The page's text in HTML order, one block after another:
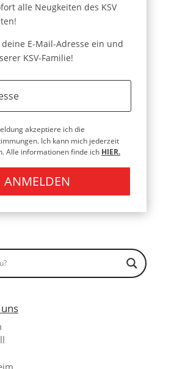
alle Neugkeiten des KSV
E-Mail-Adresse ein und
KSV-Familie!
akzeptiere ich die
Ich kann mich jederzeit
Alle informationen finde ich HIER.
ANMELDEN